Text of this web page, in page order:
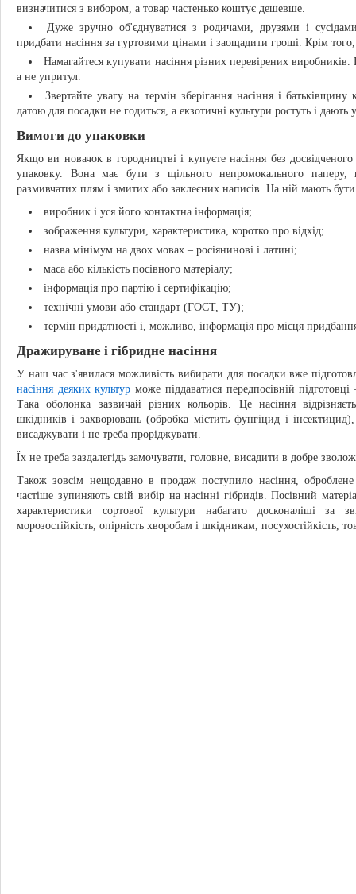
визначитися з вибором, а товар частенько коштує дешевше.
Дуже зручно об'єднуватися з родичами, друзями і
придбати насіння за гуртовими цінами і заощадити гроші. Крім
Намагайтеся купувати насіння різних перевірених
а не упритул.
Звертайте увагу на термін зберігання насіння і
датою для посадки не годиться, а екзотичні культури ростуть і
Вимоги до упаковки
Якщо ви новачок в городництві і купуєте насіння без
упаковку. Вона має бути з щільного непромокального
размивчатих плям і змитих або заклеєних написів. На ній мають бути
виробник і уся його контактна інформація;
зображення культури, характеристика, коротко про відхід;
назва мінімум на двох мовах – росіянинові і латині;
маса або кількість посівного матеріалу;
інформація про партію і сертифікацію;
технічні умови або стандарт (ГОСТ, ТУ);
термін придатності і, можливо, інформація про місця
Дражируване і гібридне насіння
У наш час з'явилася можливість вибирати для посадки вже
насіння деяких культур може піддаватися передпосівній
Така оболонка зазвичай різних кольорів. Це насіння
шкідників і захворювань (обробка містить фунгіцид і
висаджувати і не треба проріджувати.
Їх не треба заздалегідь замочувати, головне, висадити в добре
Також зовсім нещодавно в продаж поступило насіння, оброблене
частіше зупиняють свій вибір на насінні гібридів. Посівний
характеристики сортової культури набагато досконаліші за
морозостійкість, опірність хворобам і шкідникам, посухостійкість,